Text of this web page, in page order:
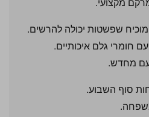
מקצועי.
מוכיח שפשטות יכולה להרשים.
חומרי גלם איכותיים.
מחדש.
סוף השבוע.